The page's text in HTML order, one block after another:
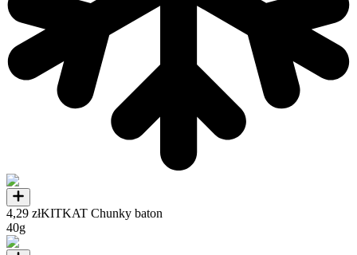
4,29 złKITKAT Chunky baton
40g